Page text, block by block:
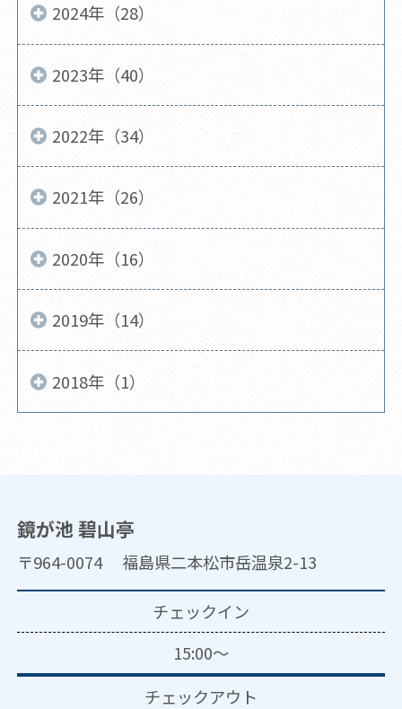
2024年（28）
2023年（40）
2022年（34）
2021年（26）
2020年（16）
2019年（14）
2018年（1）
鏡が池 碧山亭
〒964-0074 福島県二本松市岳温泉2-13
チェックイン
15:00～
チェックアウト